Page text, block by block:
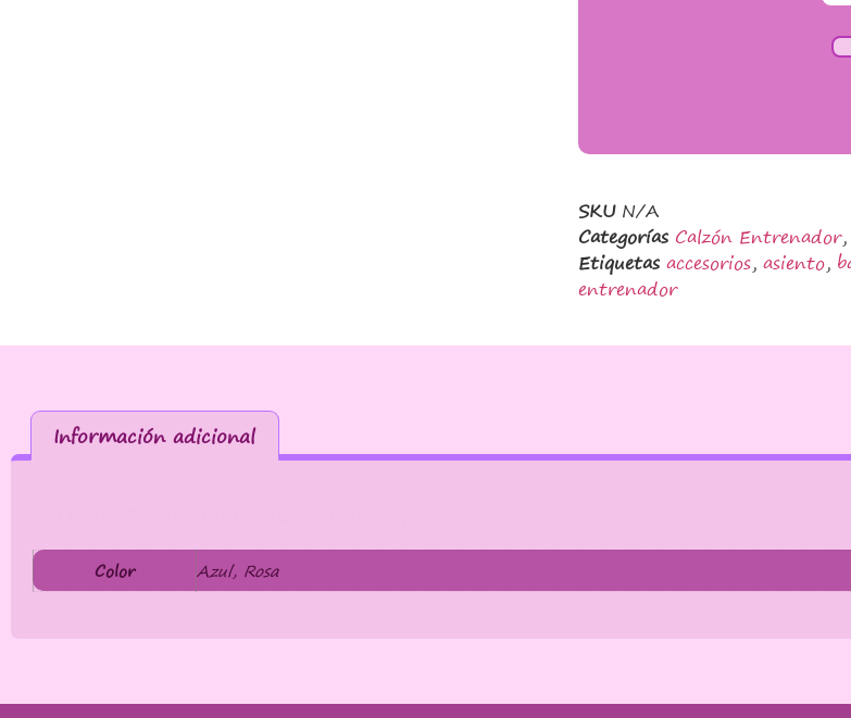
SKU N/A
Categorías Calzón Entrenador
Etiquetas accesorios,asiento,
entrenador
Información adicional
Color Azul, Rosa